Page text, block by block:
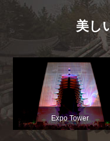
美し
Expo Tower